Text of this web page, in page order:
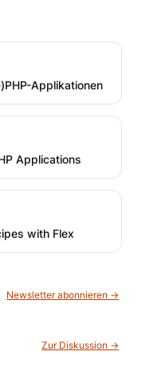
Applikationen
Applications
with Flex
Newsletter abonnieren →
Zur Diskussion →